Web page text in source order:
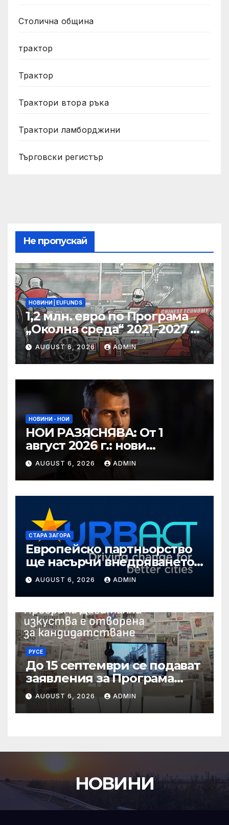
Столична община
трактор
Трактор
Трактори втора ръка
Трактори ламборджини
Търговски регистър
Не пропускай
НОВИНИ | EUFUNDS
1,2 млн. евро по Програма
„Околна среда“ 2021–2027 г.
ще бъдат инвестирани за
превенция и управление
на риска от наводнения в
община Свиленград
AUGUST 6, 2026 ADMIN
НОВИНИ - НОИ
НОИ РАЗЯСНЯВА: От 1
август 2026 г.: нови
размери на осигурителния
доход; осигурителни
вноски за нова група
осигурени лица
AUGUST 6, 2026 ADMIN
СТАРА ЗАГОРА
Европейско партньорство
ще насърчи внедряването
на интелигентни решения
в Стара Загора
AUGUST 6, 2026 ADMIN
РУСЕ
До 15 септември се подават
заявления за Програма
„Дигитални изкуства“ на
Национален фонд
„Култура“
AUGUST 6, 2026 ADMIN
НОВИНИ